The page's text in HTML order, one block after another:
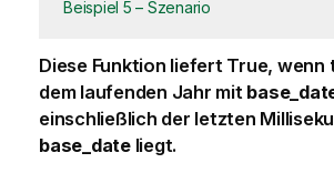
Beispiel 5 – Szenario
Diese Funktion liefert True, wenn
dem laufenden Jahr mit
einschließlich der letzten
base_dateliegt.